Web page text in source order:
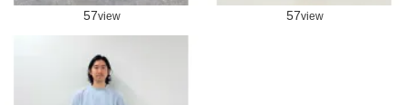
57view 57view